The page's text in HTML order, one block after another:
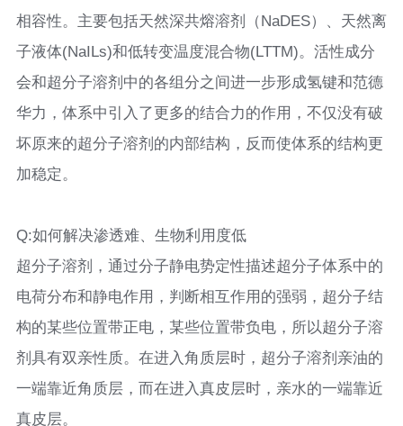
相容性。主要包括天然深共熔溶剂（NaDES）、天然离
子液体(NaILs)和低转变温度混合物(LTTM)。活性成分
会和超分子溶剂中的各组分之间进一步形成氢键和范德
华力，体系中引入了更多的结合力的作用，不仅没有破
坏原来的超分子溶剂的内部结构，反而使体系的结构更
加稳定。
Q:如何解决渗透难、生物利用度低
超分子溶剂，通过分子静电势定性描述超分子体系中的
电荷分布和静电作用，判断相互作用的强弱，超分子结
构的某些位置带正电，某些位置带负电，所以超分子溶
剂具有双亲性质。在进入角质层时，超分子溶剂亲油的
一端靠近角质层，而在进入真皮层时，亲水的一端靠近
真皮层。